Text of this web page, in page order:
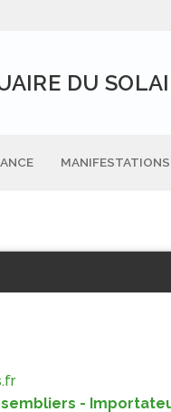
DU
-